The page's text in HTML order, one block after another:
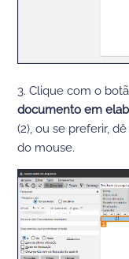
3. Clique com o
documento em
(2), ou se preferir,
do mouse.